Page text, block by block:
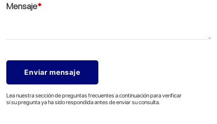
Mensaje*
Lea nuestra sección de preguntas frecuentes a continuación para verificar
si su pregunta ya ha sido respondida antes de enviar su consulta.